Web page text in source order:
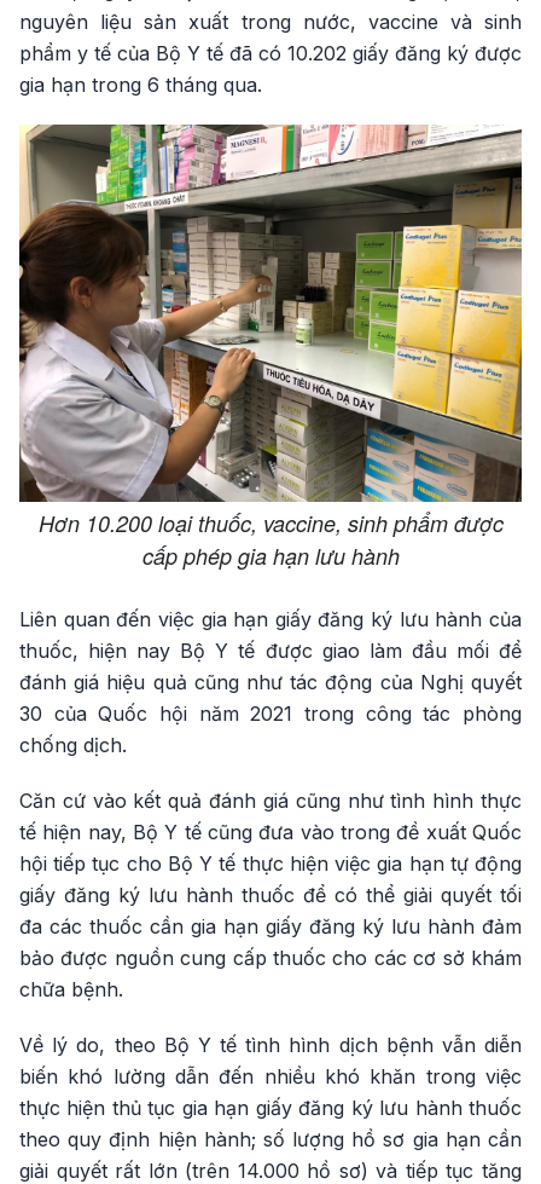
nguyên liệu sản xuất trong nước, vaccine và sinh
phẩm y tế của Bộ Y tế đã có 10.202 giấy đăng ký được
gia hạn trong 6 tháng qua.
Hơn 10.200 loại thuốc, vaccine, sinh phẩm được
cấp phép gia hạn lưu hành
Liên quan đến việc gia hạn giấy đăng ký lưu hành của
thuốc, hiện nay Bộ Y tế được giao làm đầu mối để
đánh giá hiệu quả cũng như tác động của Nghị quyết
30 của Quốc hội năm 2021 trong công tác phòng
chống dịch.
Căn cứ vào kết quả đánh giá cũng như tình hình thực
tế hiện nay, Bộ Y tế cũng đưa vào trong đề xuất Quốc
hội tiếp tục cho Bộ Y tế thực hiện việc gia hạn tự động
giấy đăng ký lưu hành thuốc để có thể giải quyết tối
đa các thuốc cần gia hạn giấy đăng ký lưu hành đảm
bảo được nguồn cung cấp thuốc cho các cơ sở khám
chữa bệnh.
Về lý do, theo Bộ Y tế tình hình dịch bệnh vẫn diễn
biến khó lường dẫn đến nhiều khó khăn trong việc
thực hiện thủ tục gia hạn giấy đăng ký lưu hành thuốc
theo quy định hiện hành; số lượng hồ sơ gia hạn cần
giải quyết rất lớn (trên 14.000 hồ sơ) và tiếp tục tăng